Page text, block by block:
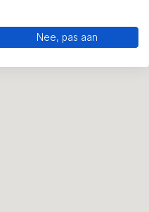
Nee, pas aan